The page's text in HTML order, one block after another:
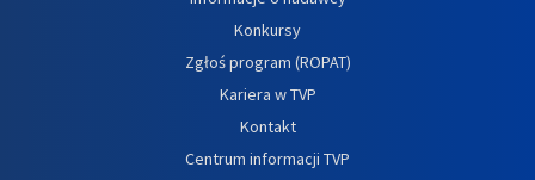
Konkursy
Zgłoś program (ROPAT)
Kariera w TVP
Kontakt
Centrum informacji TVP